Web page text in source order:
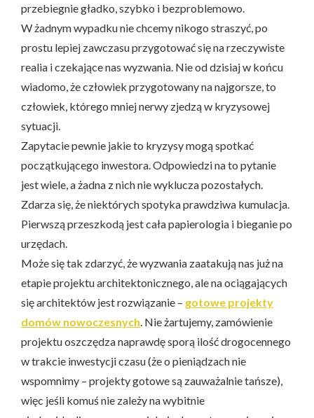
przebiegnie gładko, szybko i bezproblemowo.
W żadnym wypadku nie chcemy nikogo straszyć, po
prostu lepiej zawczasu przygotować się na rzeczywiste
realia i czekające nas wyzwania. Nie od dzisiaj w końcu
wiadomo, że człowiek przygotowany na najgorsze, to
człowiek, którego mniej nerwy zjedzą w kryzysowej
sytuacji.
Zapytacie pewnie jakie to kryzysy mogą spotkać
początkującego inwestora. Odpowiedzi na to pytanie
jest wiele, a żadna z nich nie wyklucza pozostałych.
Zdarza się, że niektórych spotyka prawdziwa kumulacja.
Pierwszą przeszkodą jest cała papierologia i bieganie po
urzędach.
Może się tak zdarzyć, że wyzwania zaatakują nas już na
etapie projektu architektonicznego, ale na ociągających
się architektów jest rozwiązanie – gotowe projekty
domów nowoczesnych . Nie żartujemy, zamówienie
projektu oszczędza naprawdę sporą ilość drogocennego
w trakcie inwestycji czasu (że o pieniądzach nie
wspomnimy – projekty gotowe są zauważalnie tańsze),
więc jeśli komuś nie zależy na wybitnie